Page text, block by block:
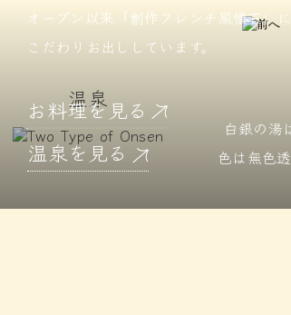
オープン以来「創作フレンチ風懐石」に
こだわりお出ししています。
お料理を見る
温泉
白銀の湯
色は無色
温泉を見る